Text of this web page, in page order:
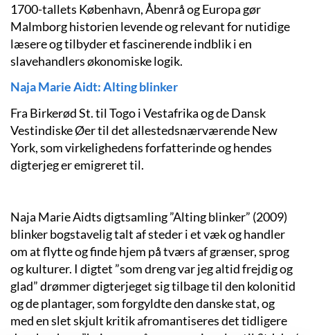
1700-tallets København, Åbenrå og Europa gør
Malmborg historien levende og relevant for nutidige
læsere og tilbyder et fascinerende indblik i en
slavehandlers økonomiske logik.
Naja Marie Aidt: Alting blinker
Fra Birkerød St. til Togo i Vestafrika og de Dansk
Vestindiske Øer til det allestedsnærværende New
York, som virkelighedens forfatterinde og hendes
digterjeg er emigreret til.
Naja Marie Aidts digtsamling ”Alting blinker” (2009)
blinker bogstavelig talt af steder i et væk og handler
om at flytte og finde hjem på tværs af grænser, sprog
og kulturer. I digtet ”som dreng var jeg altid frejdig og
glad” drømmer digterjeget sig tilbage til den kolonitid
og de plantager, som forgyldte den danske stat, og
med en slet skjult kritik afromantiseres det tidligere